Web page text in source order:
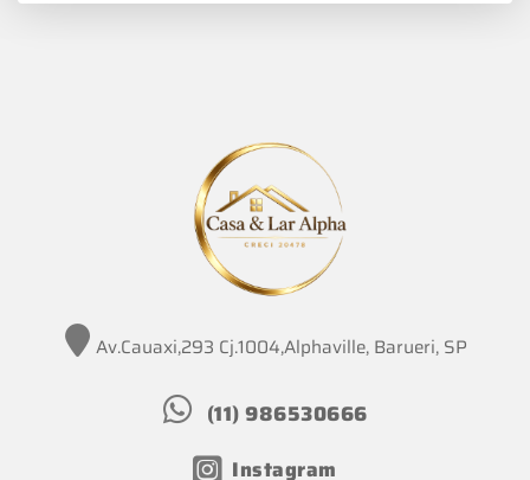
Av.Cauaxi,293 Cj.1004,Alphaville, Barueri, SP
(11) 986530666
Instagram